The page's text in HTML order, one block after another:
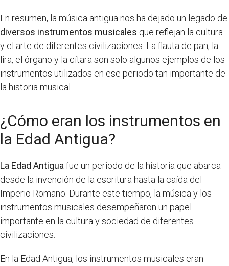
En resumen, la música antigua nos ha dejado un legado de
diversos instrumentos musicales que reflejan la cultura
y el arte de diferentes civilizaciones. La flauta de pan, la
lira, el órgano y la cítara son solo algunos ejemplos de los
instrumentos utilizados en ese periodo tan importante de
la historia musical.
¿Cómo eran los instrumentos en
la Edad Antigua?
La Edad Antigua fue un periodo de la historia que abarca
desde la invención de la escritura hasta la caída del
Imperio Romano. Durante este tiempo, la música y los
instrumentos musicales desempeñaron un papel
importante en la cultura y sociedad de diferentes
civilizaciones.
En la Edad Antigua, los instrumentos musicales eran